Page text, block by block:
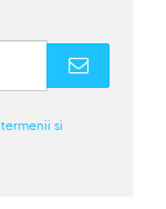
termenii si